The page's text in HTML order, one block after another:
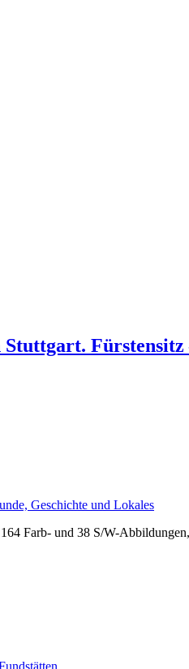
Fürstensitz
Geschichte und Lokales
Farb- und 38 S/W-